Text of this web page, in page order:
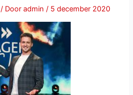
/ Dooradmin/ 5 december 2020